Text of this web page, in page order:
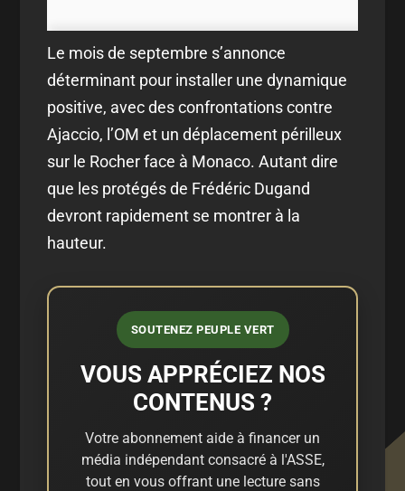
Le mois de septembre s’annonce
déterminant pour installer une dynamique
positive, avec des confrontations contre
Ajaccio, l’OM et un déplacement périlleux
sur le Rocher face à Monaco. Autant dire
que les protégés de Frédéric Dugand
devront rapidement se montrer à la
hauteur.
SOUTENEZ PEUPLE VERT
VOUS APPRÉCIEZ NOS
CONTENUS ?
Votre abonnement aide à financer un
média indépendant consacré à l'ASSE,
tout en vous offrant une lecture sans